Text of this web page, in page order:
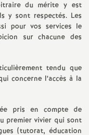
t
s
d
e
S
du mérite y est
y sont respectés. Les
pour vos services le
sur chacune des
tendu que
concerne l’accès à la
pris en compte de
premier vivier qui sont
(tutorat, éducation